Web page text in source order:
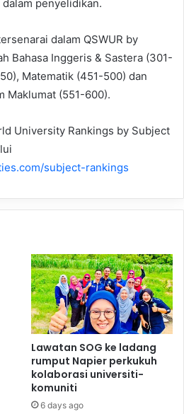
penyelidikan.
dalam QSWUR by
Bahasa Inggeris & Sastera (301-
Matematik (451-500) dan
Maklumat (551-600).
University Rankings by Subject
subject-rankings
Lawatan SOG ke ladang
rumput Napier perkukuh
kolaborasi universiti-
komuniti
6 days ago